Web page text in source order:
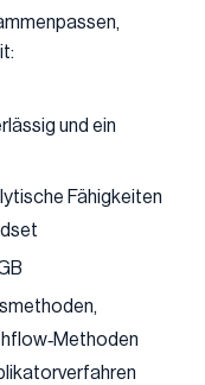
und ein
Fähigkeiten